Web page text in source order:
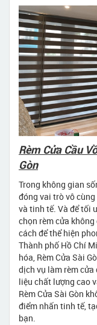
Rèm Cửa Cầu
Gòn
Trong không gian
đóng vai trò vô
và tinh tế. Và để tối
chọn rèm cửa
cách để thể hiện
Thành phố Hồ Chí
hóa, Rèm Cửa Sài
dịch vụ làm rèm
liệu chất lượng cao
Rèm Cửa Sài Gòn
điểm nhấn tinh tế,
bạn.